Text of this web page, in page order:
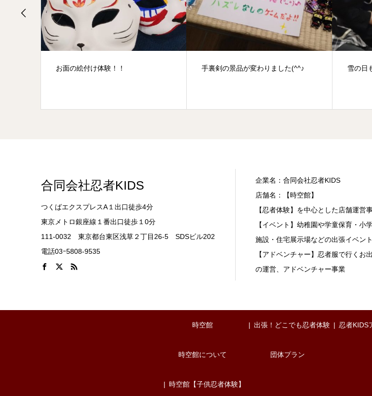
手裏剣の景品が変わりました(^^♪ 雪の日も、修行が熱い！！！ 丸善さ
合同会社忍者KIDS
つくばエクスプレスA１出口徒歩4分
東京メトロ銀座線１番出口徒歩１0分
111-0032 東京都台東区浅草２丁目26-5 SDSビル202
電話03ｰ5808-9535
企業名：合同会社忍者KIDS
店舗名：【時空館】
【忍者体験】を中心とした店舗運営
【イベント】幼稚園や学童保育・小
施設・住宅展示場などの出張イベン
【アドベンチャー】忍者服で行くお
の運営、アドベンチャー事業
時空館
時空館について
時空館【子供忍者体験】
出張！どこでも忍者体験
団体プラン
忍者KIDS